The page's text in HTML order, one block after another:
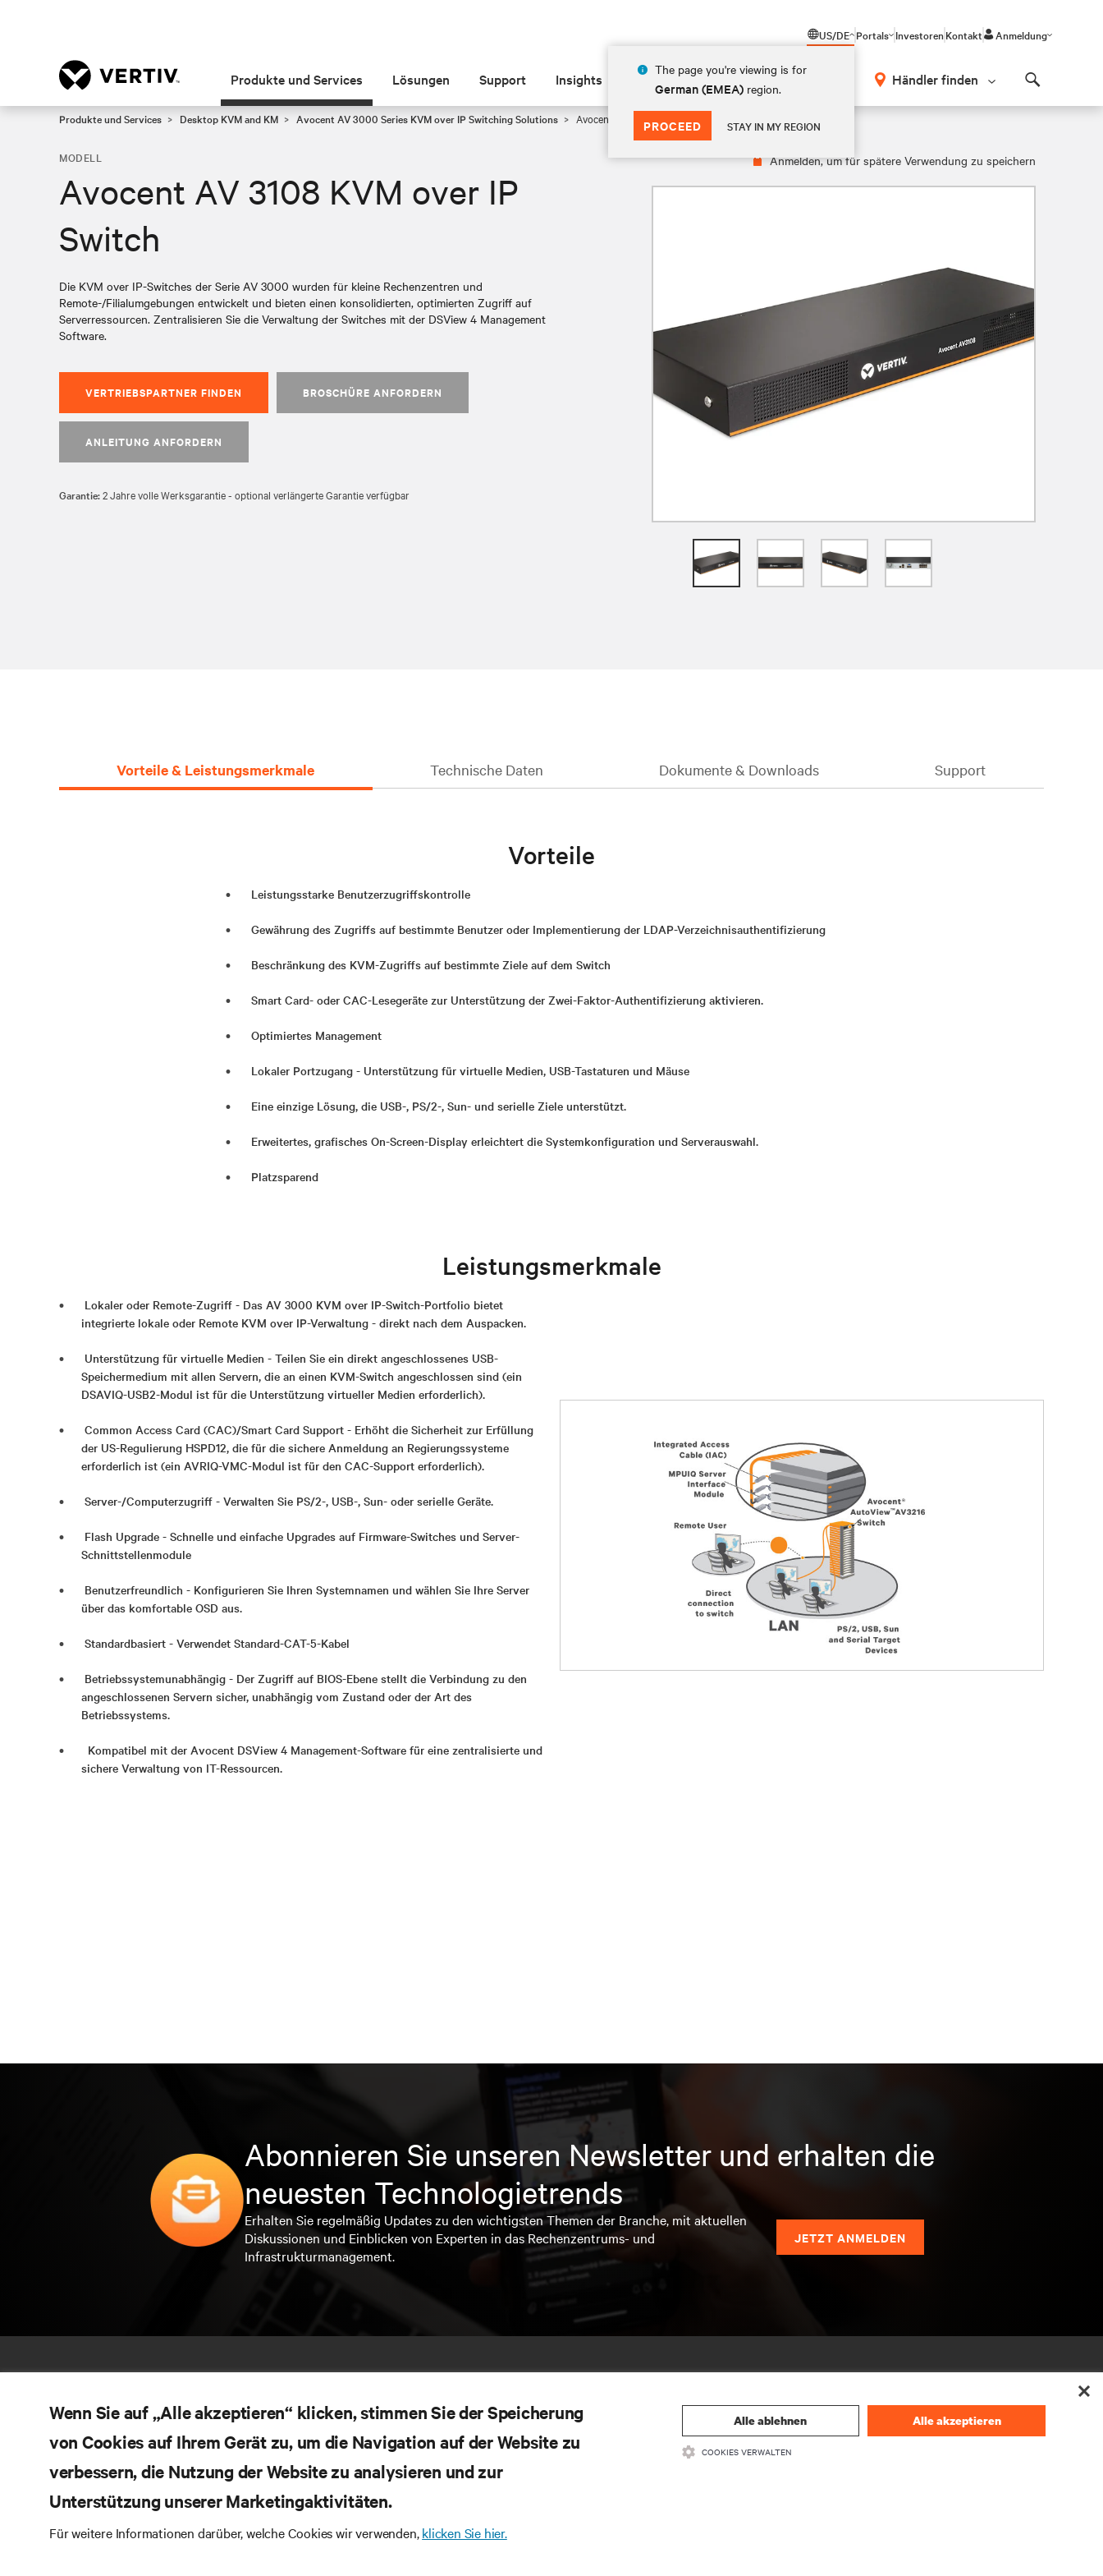
US/DE
The page you're viewing is for
German (EMEA) region.
PROCEED STAY IN MY REGION
Portals InvestorenKontakt Anmeldung
Produkte und Services Lösungen Support Insights Über Vertiv Händler finden
Produkte und Services Desktop KVM and KM Avocent AV 3000 Series KVM over IP Switching Solutions Avocent AV 3108 KVM over IP Switch
Anmelden, um für spätere Verwendung zu speichern
MODELL
Avocent AV 3108 KVM over IP
Switch
Die KVM over IP-Switches der Serie AV 3000 wurden für kleine Rechenzentren und
Remote-/Filialumgebungen entwickelt und bieten einen konsolidierten, optimierten Zugriff auf
Serverressourcen. Zentralisieren Sie die Verwaltung der Switches mit der DSView 4 Management
Software.
VERTRIEBSPARTNER FINDEN BROSCHÜRE ANFORDERN
ANLEITUNG ANFORDERN
Garantie:2 Jahre volle Werksgarantie - optional verlängerte Garantie verfügbar
Vorteile & Leistungsmerkmale Technische Daten Dokumente & Downloads Support
Vorteile
Leistungsstarke Benutzerzugriffskontrolle
Gewährung des Zugriffs auf bestimmte Benutzer oder Implementierung der LDAP-Verzeichnisauthentifizierung
Beschränkung des KVM-Zugriffs auf bestimmte Ziele auf dem Switch
Smart Card- oder CAC-Lesegeräte zur Unterstützung der Zwei-Faktor-Authentifizierung aktivieren.
Optimiertes Management
Lokaler Portzugang - Unterstützung für virtuelle Medien, USB-Tastaturen und Mäuse
Eine einzige Lösung, die USB-, PS/2-, Sun- und serielle Ziele unterstützt.
Erweitertes, grafisches On-Screen-Display erleichtert die Systemkonfiguration und Serverauswahl.
Platzsparend
Leistungsmerkmale
Lokaler oder Remote-Zugriff - Das AV 3000 KVM over IP-Switch-Portfolio bietet
integrierte lokale oder Remote KVM over IP-Verwaltung - direkt nach dem Auspacken.
Unterstützung für virtuelle Medien - Teilen Sie ein direkt angeschlossenes USB-
Speichermedium mit allen Servern, die an einen KVM-Switch angeschlossen sind (ein
DSAVIQ-USB2-Modul ist für die Unterstützung virtueller Medien erforderlich).
Common Access Card (CAC)/Smart Card Support - Erhöht die Sicherheit zur Erfüllung
der US-Regulierung HSPD12, die für die sichere Anmeldung an Regierungssysteme
erforderlich ist (ein AVRIQ-VMC-Modul ist für den CAC-Support erforderlich).
Server-/Computerzugriff - Verwalten Sie PS/2-, USB-, Sun- oder serielle Geräte.
Flash Upgrade - Schnelle und einfache Upgrades auf Firmware-Switches und Server-
Schnittstellenmodule
Benutzerfreundlich - Konfigurieren Sie Ihren Systemnamen und wählen Sie Ihre Server
über das komfortable OSD aus.
Standardbasiert - Verwendet Standard-CAT-5-Kabel
Betriebssystemunabhängig - Der Zugriff auf BIOS-Ebene stellt die Verbindung zu den
angeschlossenen Servern sicher, unabhängig vom Zustand oder der Art des
Betriebssystems.
Kompatibel mit der Avocent DSView 4 Management-Software für eine zentralisierte und
sichere Verwaltung von IT-Ressourcen.
Abonnieren Sie unseren Newsletter und erhalten die
neuesten Technologietrends
Erhalten Sie regelmäßig Updates zu den wichtigsten Themen der Branche, mit aktuellen
Diskussionen und Einblicken von Experten in das Rechenzentrums- und
Infrastrukturmanagement.
JETZT ANMELDEN
RESSOURCEN
Produktdokumentation
Wenn Sie auf „Alle akzeptieren“ klicken, stimmen Sie der Speicherung
von Cookies auf Ihrem Gerät zu, um die Navigation auf der Website zu
verbessern, die Nutzung der Website zu analysieren und zur
Unterstützung unserer Marketingaktivitäten.
Für weitere Informationen darüber, welche Cookies wir verwenden,klicken Sie hier.
Alle ablehnen Alle akzeptieren
COOKIES VERWALTEN